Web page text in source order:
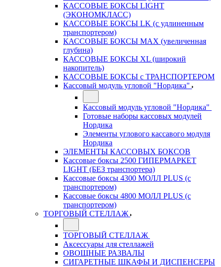
КАССОВЫЕ БОКСЫ LIGHT
(ЭКОНОМКЛАСС)
КАССОВЫЕ БОКСЫ LK (с удлиненным
транспортером)
КАССОВЫЕ БОКСЫ MAX (увеличенная
глубина)
КАССОВЫЕ БОКСЫ XL (широкий
накопитель)
КАССОВЫЕ БОКСЫ с ТРАНСПОРТЕРОМ
Кассовый модуль угловой "Нордика"
Кассовый модуль угловой "Нордика"
Готовые наборы кассовых модулей
Нордика
Элементы углового кассавого модуля
Нордика
ЭЛЕМЕНТЫ КАССОВЫХ БОКСОВ
Кассовые боксы 2500 ГИПЕРМАРКЕТ
LIGHT (БЕЗ транспортера)
Кассовые боксы 4300 МОЛЛ PLUS (с
транспортером)
Кассовые боксы 4800 МОЛЛ PLUS (с
транспортером)
ТОРГОВЫЙ СТЕЛЛАЖ
ТОРГОВЫЙ СТЕЛЛАЖ
Аксессуары для стеллажей
ОВОЩНЫЕ РАЗВАЛЫ
СИГАРЕТНЫЕ ШКАФЫ И ДИСПЕНСЕРЫ